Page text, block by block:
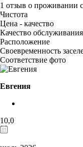
1 отзыв о проживании
Чистота
Цена - качество
Качество обслуживания
Расположение
Своевременность
Соответствие фото
Евгения
10,0